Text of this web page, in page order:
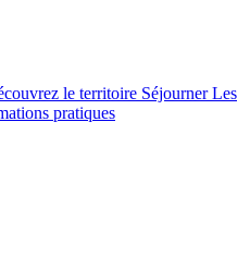
le territoire SéjournerLes
pratiques